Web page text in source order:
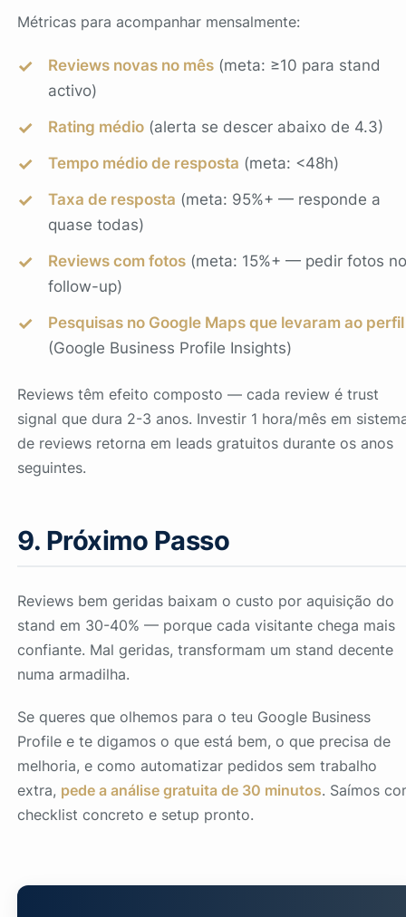
Métricas para acompanhar mensalmente:
Reviews novas no mês(meta: ≥10 para stand
activo)
Rating médio(alerta se descer abaixo de 4.3)
Tempo médio de resposta (meta: <48h)
Taxa de resposta (meta: 95%+ — responde a
quase todas)
Reviews com fotos(meta: 15%+ — pedir fotos no
follow-up)
Pesquisas no Google Maps que levaram ao perfil
(Google Business Profile Insights)
Reviews têm efeito composto — cada review é trust
signal que dura 2-3 anos. Investir 1 hora/mês em
de reviews retorna em leads gratuitos durante os anos
seguintes.
9. Próximo Passo
Reviews bem geridas baixam o custo por aquisição do
stand em 30-40% — porque cada visitante chega mais
confiante. Mal geridas, transformam um stand decente
numa armadilha.
Se queres que olhemos para o teu Google Business
Profile e te digamos o que está bem, o que precisa de
melhoria, e como automatizar pedidos sem trabalho
extra, pede a análise gratuita de 30 minutos. Saímos
checklist concreto e setup pronto.